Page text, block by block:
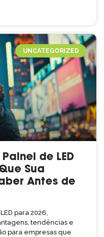
UNCATEGORIZED
de LED
Sua
Antes de
para 2026,
tendências e
para empresas que